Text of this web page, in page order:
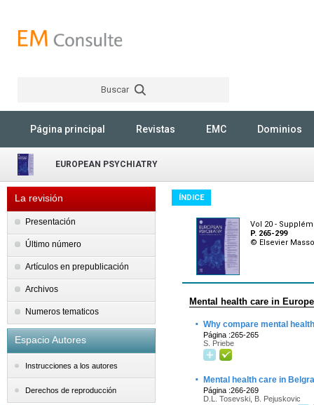
Buscar
Página principal Revistas EMC Dominios
EUROPEAN PSYCHIATRY
La revisión
Presentación
Último número
Artículos en prepublicación
Archivos
Numeros tematicos
Espacio Autores
Instrucciones a los autores
Derechos de reproducción
ÍNDICE
Vol 20 -
P. 265-299
© Elsevier
Mental health care in
· Why compare mental
Página :265-265
S. Priebe
· Mental health care in
Página :266-269
D.L. Tosevski, B. Pejuskovic